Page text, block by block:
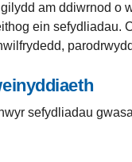
gilydd am ddiwrnod
ein sefydliadau.
sefydliadau